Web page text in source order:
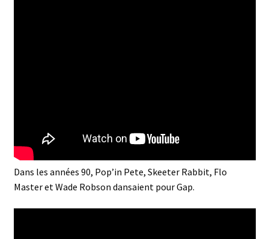
Dans les années 90, Pop’in Pete, Skeeter Rabbit, Flo
Master et Wade Robson dansaient pour Gap.